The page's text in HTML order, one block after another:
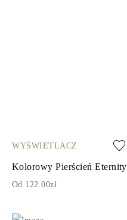
WYŚWIETLACZ
Kolorowy Pierścień Eternity
Od 122.00zł